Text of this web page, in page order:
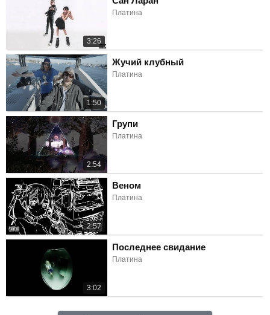
3:26
Платина
1:50
Жучий клубный
Платина
2:54
Групи
Платина
2:57
Веном
Платина
3:02
Последнее свидание
Платина